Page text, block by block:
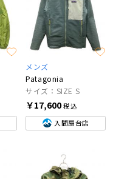
メンズ
Patagonia
サイズ：SIZE S
￥17,600税込
入間扇台店